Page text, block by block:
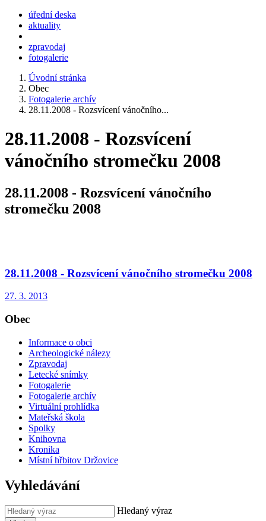
úřední deska
aktuality
zpravodaj
fotogalerie
Úvodní stránka
Obec
Fotogalerie archív
28.11.2008 - Rozsvícení vánočního...
28.11.2008 - Rozsvícení
vánočního stromečku 2008
28.11.2008 - Rozsvícení vánočního
stromečku 2008
28.11.2008 - Rozsvícení vánočního stromečku 2008
27. 3. 2013
Obec
Informace o obci
Archeologické nálezy
Zpravodaj
Letecké snímky
Fotogalerie
Fotogalerie archív
Virtuální prohlídka
Mateřská škola
Spolky
Knihovna
Kronika
Místní hřbitov Držovice
Vyhledávání
Hledaný výraz